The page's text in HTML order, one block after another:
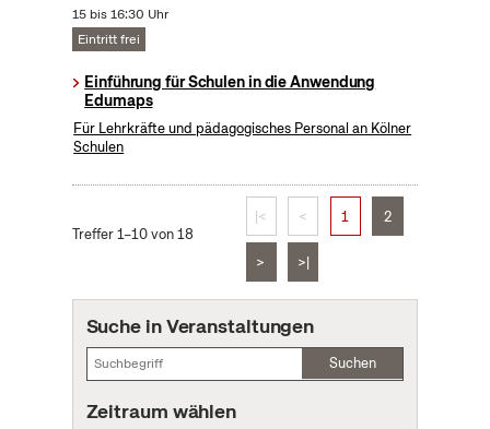
15 bis 16:30 Uhr
Eintritt frei
Einführung für Schulen in die Anwendung
Edumaps
Für Lehrkräfte und pädagogisches Personal an Kölner
Schulen
Treffer 1–10 von 18
|< < 1 2
> >|
Suche in Veranstaltungen
Suchen
Zeitraum wählen